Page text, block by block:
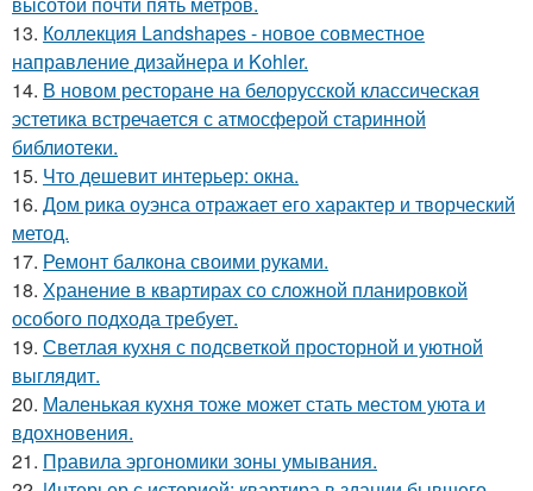
13. Коллекция Landshapes - новое совместное
направление дизайнера и Kohler.
14. В новом ресторане на белорусской классическая
эстетика встречается с атмосферой старинной
библиотеки.
15. Что дешевит интерьер: окна.
16. Дом рика оуэнса отражает его характер и творческий
метод.
17. Ремонт балкона своими руками.
18. Хранение в квартирах со сложной планировкой
особого подхода требует.
19. Светлая кухня с подсветкой просторной и уютной
выглядит.
20. Маленькая кухня тоже может стать местом уюта и
вдохновения.
21. Правила эргономики зоны умывания.